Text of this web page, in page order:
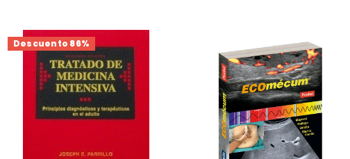
Descuento 86%